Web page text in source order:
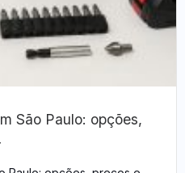
São Paulo: opções,